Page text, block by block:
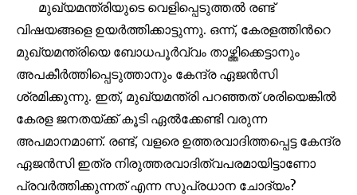
32,111
Followers
32,214
Followers
11,243
Followers
മുഖ്യമന്ത്രിയുടെ വെളിപ്പെടുത്തൽ രണ്ട്
വിഷയങ്ങളെ ഉയർത്തിക്കാട്ടുന്നു. ഒന്ന്, കേരളത്തിൻറെ
മുഖ്യമന്ത്രിയെ ബോധപൂർവ്വം താഴ്ത്തിക്കെട്ടാനും
അപകീർത്തിപ്പെടുത്താനും കേന്ദ്ര ഏജൻസി
ശ്രമിക്കുന്നു. ഇത്, മുഖ്യമന്ത്രി പറഞ്ഞത് ശരിയെങ്കിൽ
കേരള ജനതയ്ക്ക് കൂടി ഏൽക്കേണ്ടി വരുന്ന
അപമാനമാണ്. രണ്ട്, വളരെ ഉത്തരവാദിത്തപ്പെട്ട കേന്ദ്ര
ഏജൻസി ഇത്ര നിരുത്തരവാദിത്വപരമായിട്ടാണോ
പ്രവർത്തിക്കുന്നത് എന്ന സുപ്രധാന ചോദ്യം?